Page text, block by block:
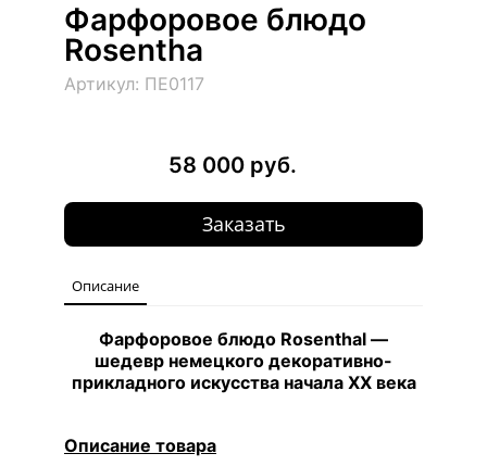
Фарфоровое блюдо
Rosentha
Артикул: ПЕ0117
58 000 руб.
Заказать
Описание
Фарфоровое блюдо Rosenthal —
шедевр немецкого декоративно-
прикладного искусства начала XX века
Описание товара